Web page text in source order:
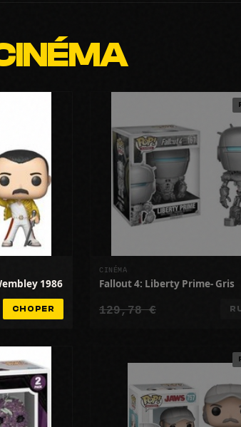
1986
CHOPER
CINÉMA
Fallout 4: Liberty Prime- Gris
129,78 €